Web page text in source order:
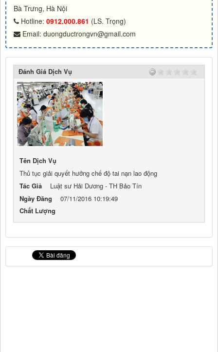
Bà Trưng, Hà Nội
Hotline: 0912.000.861 (LS. Trọng)
Email: duongductrongvn@gmail.com
Đánh Giá Dịch Vụ
Tên Dịch Vụ
Thủ tục giải quyết hưởng chế độ tai nạn lao động
Tác Giả
Luật sư Hải Dương - TH Bảo Tín
Ngày Đăng
07/11/2016 10:19:49
Chất Lượng